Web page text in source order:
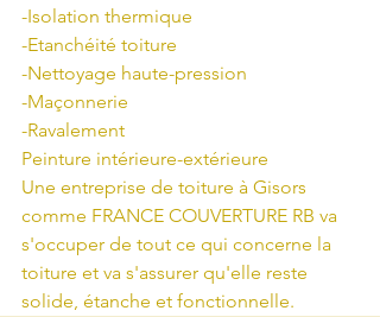
-Isolation thermique
-Etanchéité toiture
-Nettoyage haute-pression
-Maçonnerie
-Ravalement
Peinture intérieure-extérieure
Une entreprise de toiture à Gisors
comme FRANCE COUVERTURE RB va
s'occuper de tout ce qui concerne la
toiture et va s'assurer qu'elle reste
solide, étanche et fonctionnelle.